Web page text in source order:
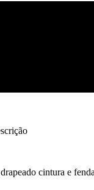
cintura e